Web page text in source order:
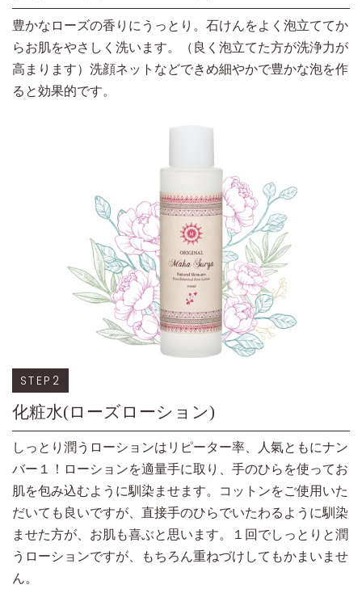
豊かなローズの香りにうっとり。石けんをよく泡立ててか
らお肌をやさしく洗います。（良く泡立てた方が洗浄力が
高まります）洗顔ネットなどできめ細やかで豊かな泡を作
ると効果的です。
STEP2
化粧水(ローズローション)
しっとり潤うローションはリピーター率、人氣ともにナン
バー１！ローションを適量手に取り、手のひらを使ってお
肌を包み込むように馴染ませます。コットンをご使用いた
だいても良いですが、直接手のひらでいたわるように馴染
ませた方が、お肌も喜ぶと思います。１回でしっとりと潤
うローションですが、もちろん重ねづけしてもかまいませ
ん。